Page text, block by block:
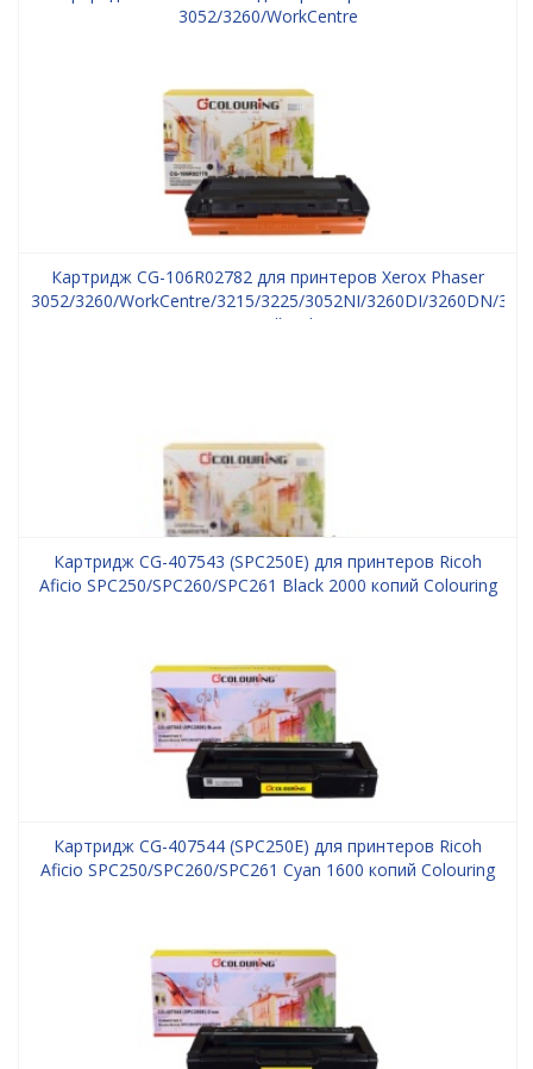
3052/3260/WorkCentre
Картридж CG-106R02782 для принтеров Xerox Phaser
3052/3260/WorkCentre/3215/3225/3052NI/3260DI/3260DN/
2х3000 копий Colouring
Картридж CG-407543 (SPC250E) для принтеров Ricoh
Aficio SPC250/SPC260/SPC261 Black 2000 копий Colouring
Картридж CG-407544 (SPC250E) для принтеров Ricoh
Aficio SPC250/SPC260/SPC261 Cyan 1600 копий Colouring